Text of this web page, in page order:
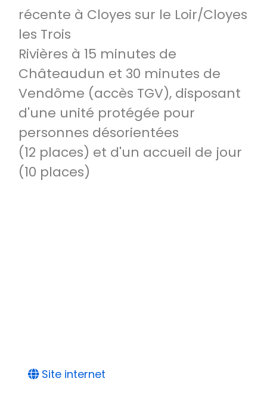
récente à Cloyes sur le Loir/Cloyes
les Trois
Rivières à 15 minutes de
Châteaudun et 30 minutes de
Vendôme (accès TGV), disposant
d'une unité protégée pour
personnes désorientées
(12 places) et d'un accueil de jour
(10 places)
Site internet